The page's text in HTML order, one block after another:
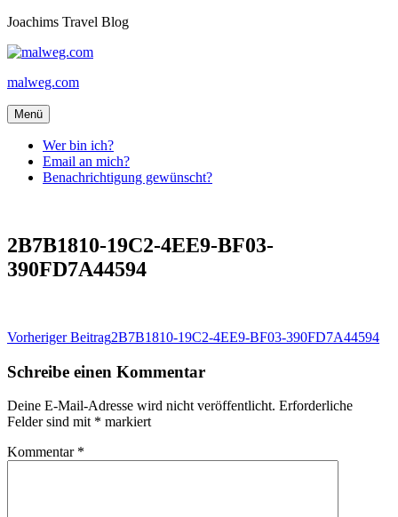
Zum
springen
Joachims Travel Blog
malweg.com
Menü
Wer bin ich?
Email an mich?
Benachrichtigung gewünscht?
2B7B1810-19C2-4EE9-BF03-
390FD7A44594
Beitragsnavigation
Vorheriger Beitrag2B7B1810-19C2-4EE9-BF03-390FD7A44594
Schreibe einen Kommentar
Deine E-Mail-Adresse wird nicht veröffentlicht. Erforderliche
Felder sind mit * markiert
Kommentar *